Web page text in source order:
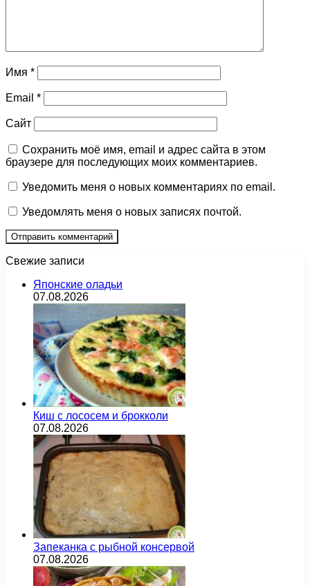
Имя *
Email *
Сайт
Сохранить моё имя, email и адрес сайта в этом
браузере для последующих моих комментариев.
Уведомить меня о новых комментариях по email.
Уведомлять меня о новых записях почтой.
Свежие записи
Японские оладьи
07.08.2026
Киш с лососем и брокколи
07.08.2026
Запеканка с рыбной консервой
07.08.2026